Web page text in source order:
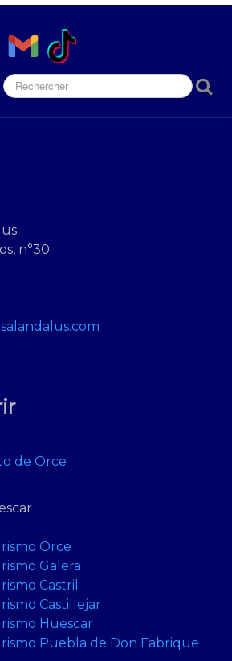
n°30
de Orce
Orce
Galera
Castril
Castillejar
Huescar
Puebla de Don Fabrique